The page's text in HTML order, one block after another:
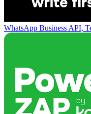
WhatsApp Business API,